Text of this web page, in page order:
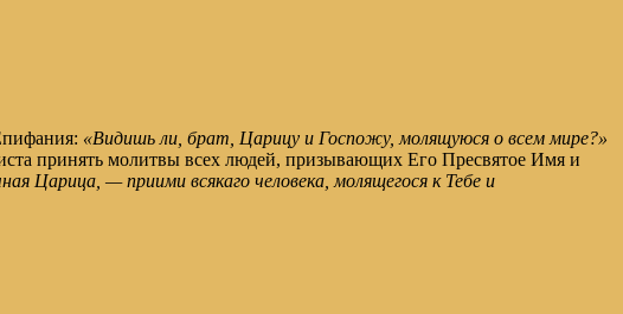
«Видишь ли, брат, Царицу и Госпожу, молящуюся о всем мире?»
принять молитвы всех людей, призывающих Его Пресвятое Имя и
Царица, — приими всякаго человека, молящегося к Тебе и